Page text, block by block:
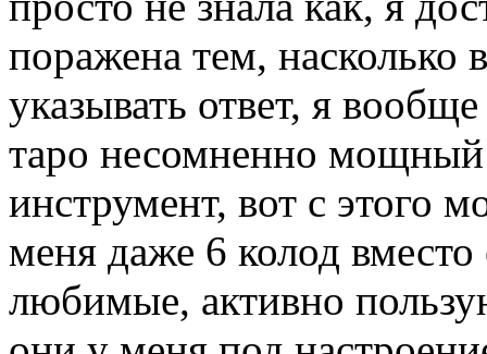
поражена тем, насколько
указывать ответ, я
таро несомненно мощный
инструмент, вот с этого
меня даже 6 колод
любимые, активно